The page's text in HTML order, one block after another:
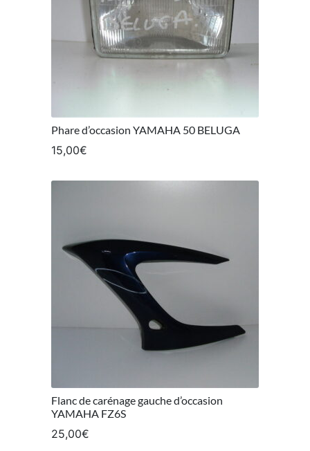
Phare d’occasion YAMAHA 50 BELUGA
15,00€
Flanc de carénage gauche d’occasion
YAMAHA FZ6S
25,00€